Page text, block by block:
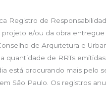
Registro de
projeto e/ou da obra
de Arquitetura e
quantidade de RRTs
está procurando mais pelo
São Paulo. Os registros